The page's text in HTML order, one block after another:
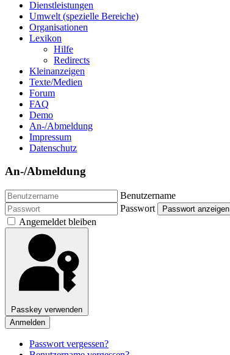
Dienstleistungen
Umwelt (spezielle Bereiche)
Organisationen
Lexikon
Hilfe
Redirects
Kleinanzeigen
Texte/Medien
Forum
FAQ
Demo
An-/Abmeldung
Impressum
Datenschutz
An-/Abmeldung
Benutzername
Passwort
Passwort anzeigen
Angemeldet bleiben
Passkey verwenden
Anmelden
Passwort vergessen?